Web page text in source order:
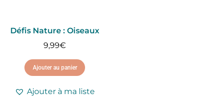
Défis Nature : Oiseaux
9,99€
Ajouter au panier
Ajouter à ma liste